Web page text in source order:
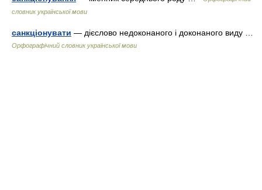
словник української мови
санкціонувати — дієслово недоконаного і доконаного виду …
Орфографічний словник української мови